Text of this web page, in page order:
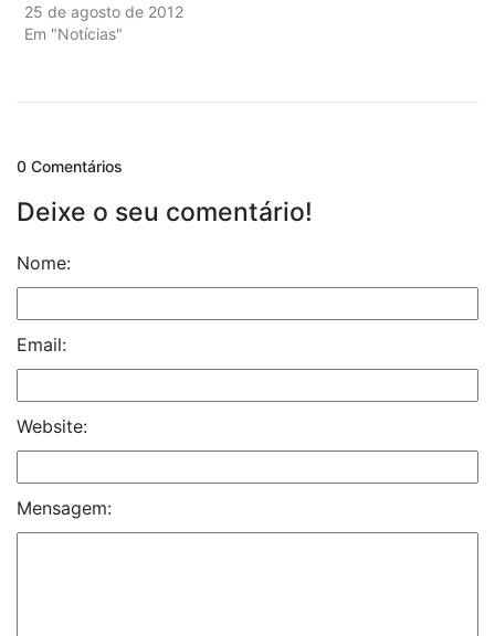
25 de agosto de 2012
Em "Notícias"
0 Comentários
Deixe o seu comentário!
Nome:
Email:
Website:
Mensagem: